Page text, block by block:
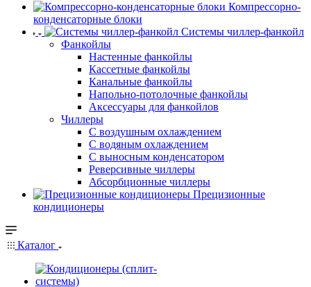
Компрессорно-
конденсаторные блоки
Системы чиллер-фанкойл
Фанкойлы
Настенные фанкойлы
Кассетные фанкойлы
Канальные фанкойлы
Напольно-потолочные фанкойлы
Аксессуары для фанкойлов
Чиллеры
С воздушным охлаждением
С водяным охлаждением
С выносным конденсатором
Реверсивные чиллеры
Абсорбционные чиллеры
Прецизионные
кондиционеры
Каталог